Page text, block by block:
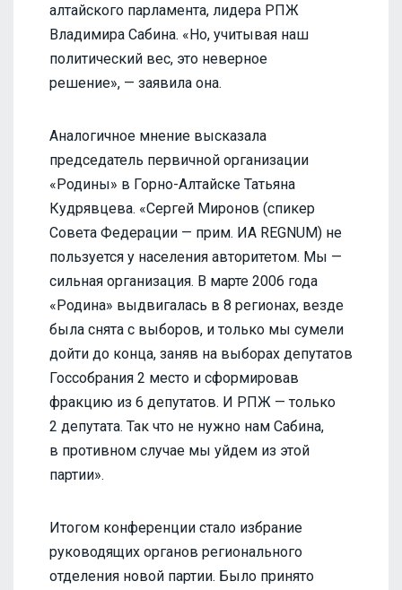
алтайского парламента, лидера РПЖ
Владимира Сабина. «Но, учитывая наш
политический вес, это неверное
решение», — заявила она.
Аналогичное мнение высказала
председатель первичной организации
«Родины» в Горно-Алтайске Татьяна
Кудрявцева. «Сергей Миронов (спикер
Совета Федерации — прим. ИА REGNUM) не
пользуется у населения авторитетом. Мы —
сильная организация. В марте 2006 года
«Родина» выдвигалась в 8 регионах, везде
была снята с выборов, и только мы сумели
дойти до конца, заняв на выборах депутатов
Госсобрания 2 место и сформировав
фракцию из 6 депутатов. И РПЖ — только
2 депутата. Так что не нужно нам Сабина,
в противном случае мы уйдем из этой
партии».
Итогом конференции стало избрание
руководящих органов регионального
отделения новой партии. Было принято